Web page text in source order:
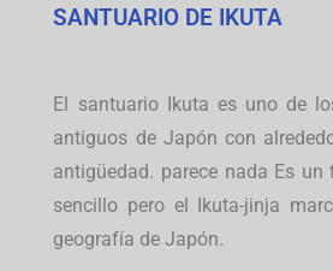
SANTUARIO DE IKUTA
El santuario Ikuta es uno de
antiguos de Japón con
antigüedad. parece nada Es un
sencillo pero el Ikuta-jinja
geografía de Japón.